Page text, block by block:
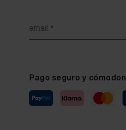
email *
Pago seguro y cómodon